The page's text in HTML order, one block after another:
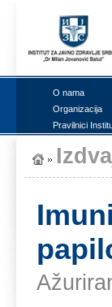
О nаmа
Оrgаnizаciја
Prаvilnici